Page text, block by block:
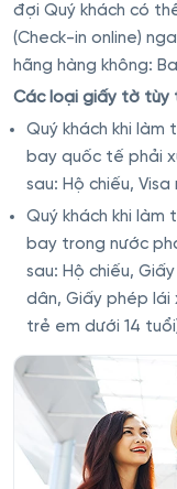
đợi Quý khách có
(Check-in online)
hãng hàng không:
Các loại giấy tờ tùy
Quý khách khi làm
bay quốc tế phải
sau: Hộ chiếu, Visa
Quý khách khi làm
bay trong nước
sau: Hộ chiếu,
dân, Giấy phép lái
trẻ em dưới 14